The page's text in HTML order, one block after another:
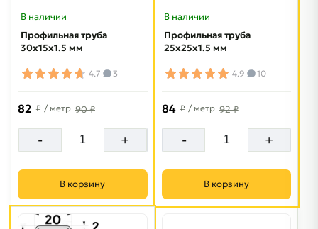
В наличии
Профильная труба
30х15х1.5 мм
4.7 3
82 ₽ / метр 90 ₽
- +
В корзину
В наличии
Профильная труба
25х25х1.5 мм
4.9 10
84 ₽ / метр 92 ₽
- +
В корзину